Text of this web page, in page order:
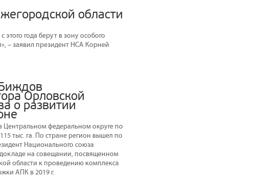
области
года берут в зону особого
– заявил президент НСА Корней
Орловской
о развитии
Центральном федеральном округе по
тыс. га. По стране регион вышел по
Национального союза
на совещании, посвященном
области к проведению комплекса
АПК в 2019 г.